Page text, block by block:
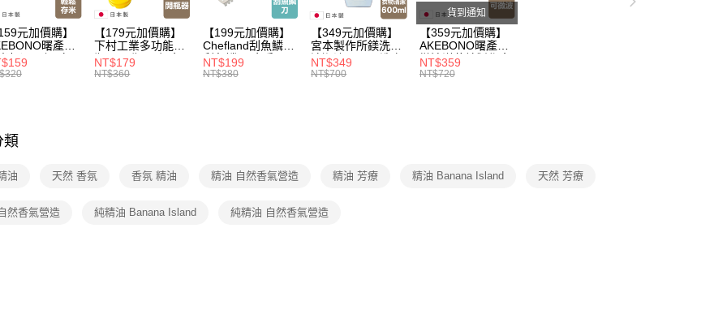
元加價購】
曙產業
杯漏斗組(白)/
杯/米桶/量米
【179元加價購】
下村工業多功能開
瓶器/開瓶器/餐廚
用品/料理道具/任
NT$179
NT$360
【199元加價購】
Chefland刮魚鱗刀/
刮魚鱗器/廚房用
品/料理道具/任二
NT$199
NT$380
【349元加價購】
宮本製作所鎂洗衣
清潔液600ml/洗衣
精/洗衣鎂/洗衣用
NT$349
NT$700
貨到通知
【359元加價購】
AKEBONO曙產業
微波洋芋片製作盒/
料理盒/健康零食/
NT$359
NT$720
類
油 天然 香氛 香氛 精油 精油 自然香氣營造 精油 芳療 精油 Banana Island 天然 芳療
然香氣營造 純精油 Banana Island 純精油 自然香氣營造